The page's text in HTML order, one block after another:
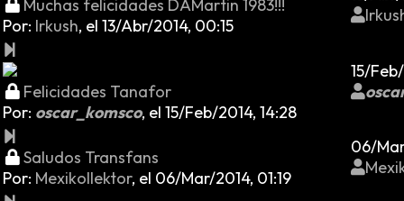
Muchas felicidades DAMartin 1983!!!
Por: Irkush, el 13/Abr/2014, 00:15
Felicidades Tanafor
Por: oscar_komsco, el 15/Feb/2014, 14:28
15/
Saludos Transfans
Por: Mexikollektor, el 06/Mar/2014, 01:19
06/